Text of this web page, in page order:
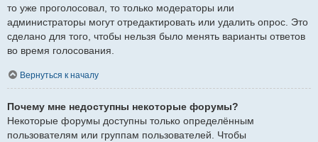
то уже проголосовал, то только модераторы или
администраторы могут отредактировать или удалить опрос. Это
сделано для того, чтобы нельзя было менять варианты ответов
во время голосования.
Вернуться к началу
Почему мне недоступны некоторые форумы?
Некоторые форумы доступны только определённым
пользователям или группам пользователей. Чтобы